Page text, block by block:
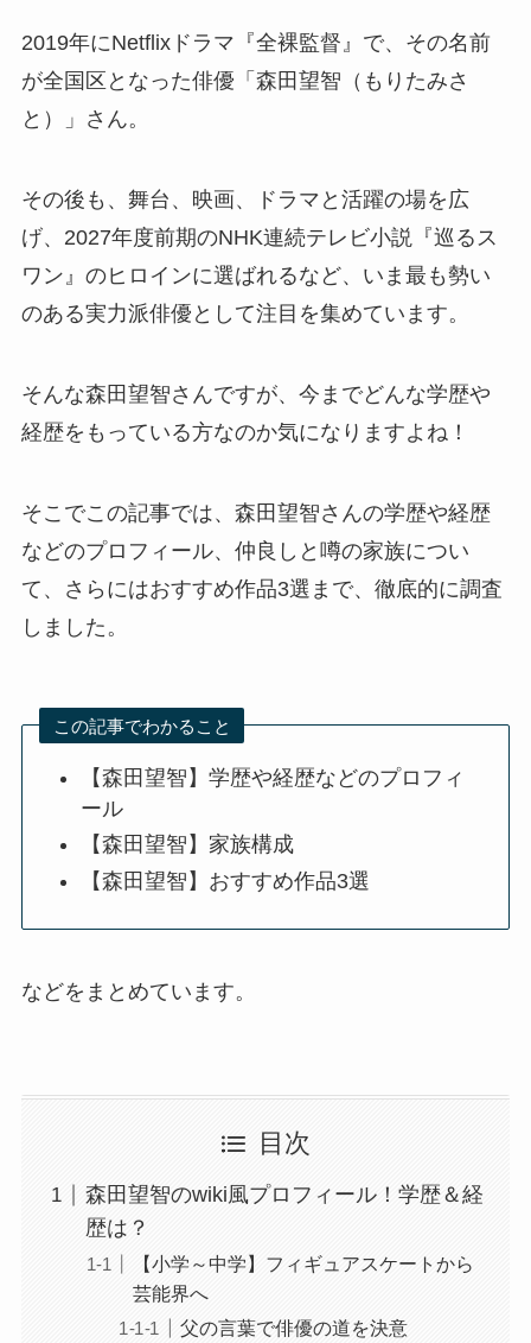
2019年にNetflixドラマ『全裸監督』で、その名前
が全国区となった俳優「森田望智（もりたみさ
と）」さん。
その後も、舞台、映画、ドラマと活躍の場を広
げ、2027年度前期のNHK連続テレビ小説『巡るス
ワン』のヒロインに選ばれるなど、いま最も勢い
のある実力派俳優として注目を集めています。
そんな森田望智さんですが、今までどんな学歴や
経歴をもっている方なのか気になりますよね！
そこでこの記事では、森田望智さんの学歴や経歴
などのプロフィール、仲良しと噂の家族につい
て、さらにはおすすめ作品3選まで、徹底的に調査
しました。
この記事でわかること
【森田望智】学歴や経歴などのプロフィ
ール
【森田望智】家族構成
【森田望智】おすすめ作品3選
などをまとめています。
目次
森田望智のwiki風プロフィール！学歴＆経
歴は？
【小学～中学】フィギュアスケートから
芸能界へ
父の言葉で俳優の道を決意